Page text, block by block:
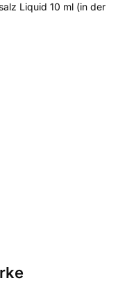
Liquid 10 ml (in der